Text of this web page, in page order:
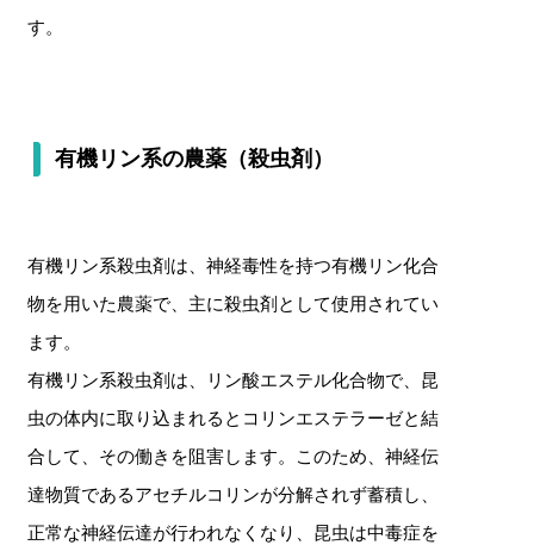
す。
有機リン系の農薬（殺虫剤）
有機リン系殺虫剤は、神経毒性を持つ有機リン化合
物を用いた農薬で、主に殺虫剤として使用されてい
ます。
有機リン系殺虫剤は、リン酸エステル化合物で、昆
虫の体内に取り込まれるとコリンエステラーゼと結
合して、その働きを阻害します。このため、神経伝
達物質であるアセチルコリンが分解されず蓄積し、
正常な神経伝達が行われなくなり、昆虫は中毒症を